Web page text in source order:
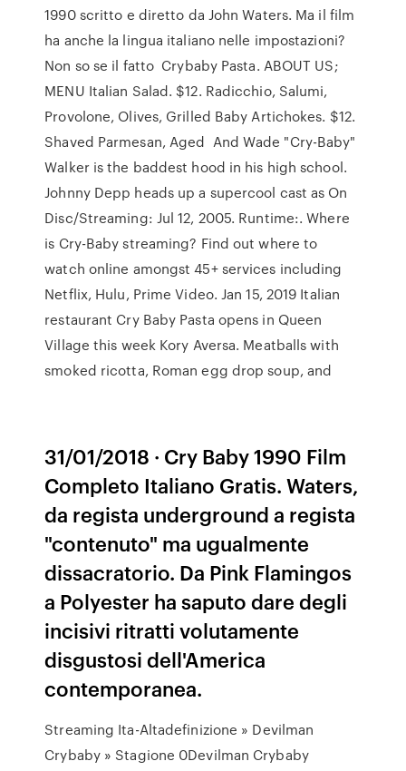
1990 scritto e diretto da John Waters. Ma il film
ha anche la lingua italiano nelle impostazioni?
Non so se il fatto Crybaby Pasta. ABOUT US;
MENU Italian Salad. $12. Radicchio, Salumi,
Provolone, Olives, Grilled Baby Artichokes. $12.
Shaved Parmesan, Aged And Wade "Cry-Baby"
Walker is the baddest hood in his high school.
Johnny Depp heads up a supercool cast as On
Disc/Streaming: Jul 12, 2005. Runtime:. Where
is Cry-Baby streaming? Find out where to
watch online amongst 45+ services including
Netflix, Hulu, Prime Video. Jan 15, 2019 Italian
restaurant Cry Baby Pasta opens in Queen
Village this week Kory Aversa. Meatballs with
smoked ricotta, Roman egg drop soup, and
31/01/2018 · Cry Baby 1990 Film
Completo Italiano Gratis. Waters,
da regista underground a regista
"contenuto" ma ugualmente
dissacratorio. Da Pink Flamingos
a Polyester ha saputo dare degli
incisivi ritratti volutamente
disgustosi dell'America
contemporanea.
Streaming Ita-Altadefinizione » Devilman
Crybaby » Stagione 0Devilman Crybaby